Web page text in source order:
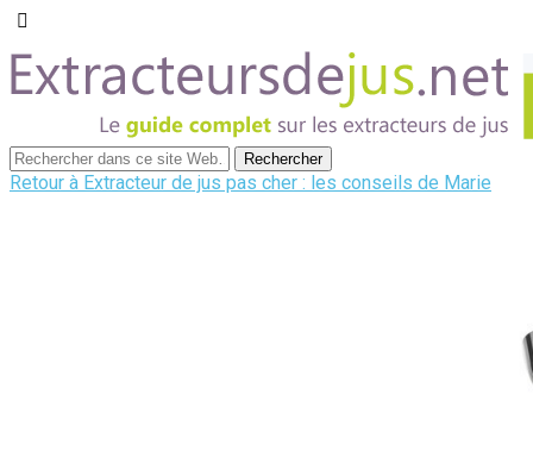
Retour à Extracteur de jus pas cher : les conseils de Marie